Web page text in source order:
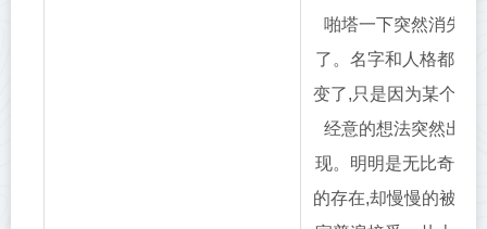
啪塔一下突然消失
了。名字和人格都改
变了,只是因为某个不
经意的想法突然出
现。明明是无比奇怪
的存在,却慢慢的被大